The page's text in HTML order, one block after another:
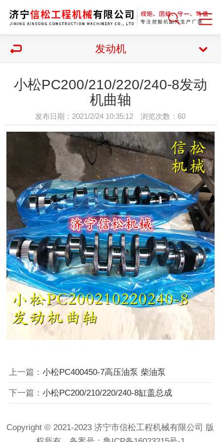
发动机
小松PC200/210/220/240-8发动
机曲轴
发布日期：2021/2/24 10:35:12 浏览次数： 60
上一篇： 小松PC400450-7高压油泵 柴油泵
下一篇： 小松PC200/210/220/240-8缸盖总成
Copyright © 2021-2023 济宁市信松工程机械有限公司 版